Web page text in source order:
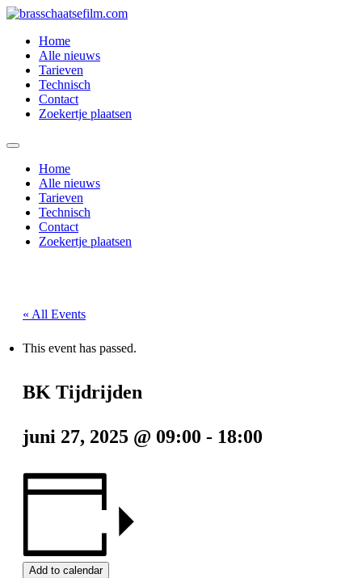
Spring
inhoud
Home
Alle nieuws
Tarieven
Technisch
Contact
Zoekertje plaatsen
Home
Alle nieuws
Tarieven
Technisch
Contact
Zoekertje plaatsen
« All Events
This event has passed.
BK Tijdrijden
juni 27, 2025 @ 09:00 - 18:00
Add to calendar